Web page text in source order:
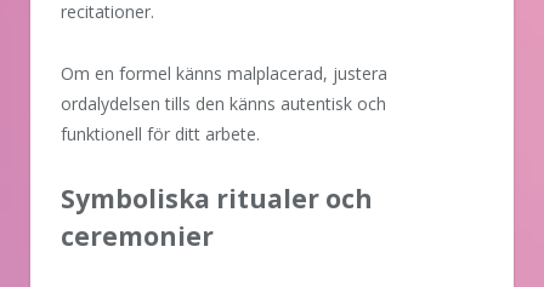
recitationer.
Om en formel känns malplacerad, justera
ordalydelsen tills den känns autentisk och
funktionell för ditt arbete.
Symboliska ritualer och
ceremonier